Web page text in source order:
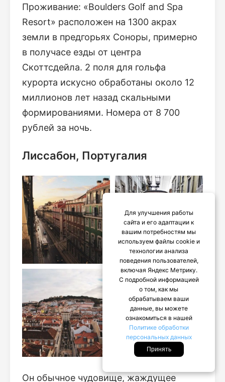
Проживание: «Boulders Golf and Spa
Resort» расположен на 1300 акрах
земли в предгорьях Соноры, примерно
в получасе езды от центра
Скоттсдейла. 2 поля для гольфа
курорта искусно обработаны около 12
миллионов лет назад скальными
формированиями. Номера от 8 700
рублей за ночь.
Лиссабон, Португалия
Он обычное чудовище, жаждущее
Для улучшения работы
сайта и его адаптации к
вашим потребностям мы
используем файлы cookie и
технологии анализа
поведения пользователей,
включая Яндекс Метрику.
С подробной информацией
о том, как мы
обрабатываем ваши
данные, вы можете
ознакомиться в нашей
Политике обработки
персональных данных
Принять